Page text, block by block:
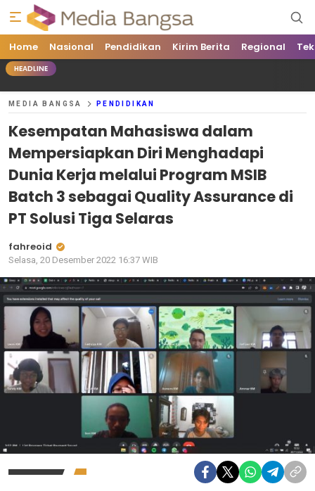
Media Bangsa
Portal Berita Nasional Terpercaya
Home Nasional Pendidikan Kirim Berita Regional
HEADLINE
MEDIA BANGSA PENDIDIKAN
Kesempatan Mahasiswa dalam
Mempersiapkan Diri Menghadapi
Dunia Kerja melalui Program MSIB
Batch 3 sebagai Quality Assurance di
PT Solusi Tiga Selaras
fahreoid
Selasa, 20 Desember 2022 16:37 WIB